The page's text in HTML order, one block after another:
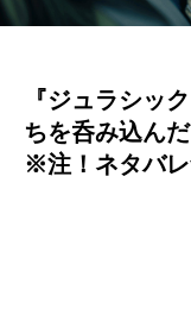
『ジュラシッ
ちを呑み込ん
※注！ネタバレ